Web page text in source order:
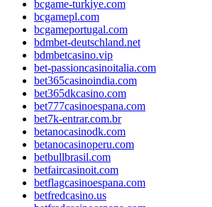
bcgame-turkiye.com
bcgamepl.com
bcgameportugal.com
bdmbet-deutschland.net
bdmbetcasino.vip
bet-passioncasinoitalia.com
bet365casinoindia.com
bet365dkcasino.com
bet777casinoespana.com
bet7k-entrar.com.br
betanocasinodk.com
betanocasinoperu.com
betbullbrasil.com
betfaircasinoit.com
betflagcasinoespana.com
betfredcasino.us